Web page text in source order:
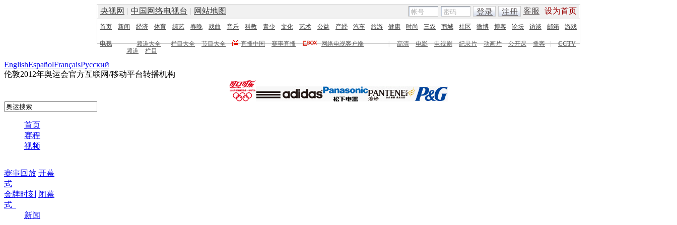
央视网 | 中国网络电视台 | 网站地图 客服 设为首页
登录 注册
首页 新闻 经济 体育 综艺 春晚 戏曲 音乐 科教 青少 文化 艺术 公益 产经 汽车 旅游 健康 时尚 三农 商城 社区 微博 博客 论坛 访谈 邮箱 游戏
电视 频道大全 栏目大全 节目大全 直播中国 赛事直播 网络电视客户端 | 高清 电影 电视剧 纪录片 动画片 公开课 播客 |
CCTV
频道
栏目
EnglishEspañolFrançaisPусский
伦敦2012年奥运会官方互联网/移动平台转播机构
首页
赛程
视频
赛事回放 开幕
式
金牌时刻 闭幕
式
新闻